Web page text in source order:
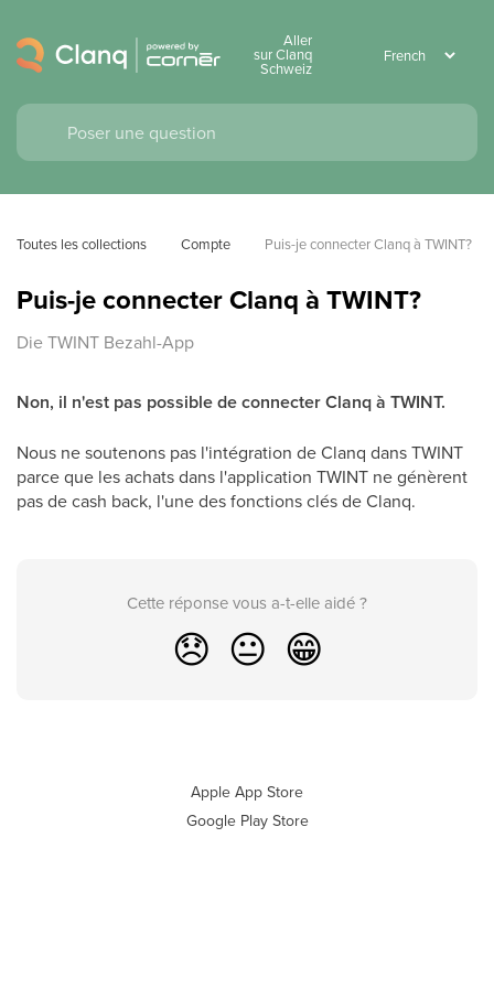
Aller
sur Clanq
Schweiz
Toutes les collections Compte Puis-je connecter Clanq à TWINT?
Puis-je connecter Clanq à TWINT?
Die TWINT Bezahl-App
Non, il n'est pas possible de connecter Clanq à TWINT.
Nous ne soutenons pas l'intégration de Clanq dans TWINT
parce que les achats dans l'application TWINT ne génèrent
pas de cash back, l'une des fonctions clés de Clanq.
Cette réponse vous a-t-elle aidé ?
😞 😐 😁
Apple App Store
Google Play Store